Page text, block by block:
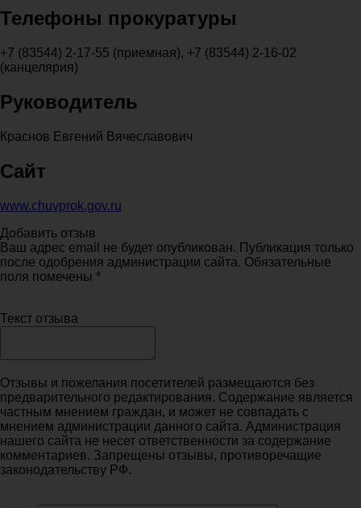
Телефоны прокуратуры
+7 (83544) 2-17-55 (приемная), +7 (83544) 2-16-02
(канцелярия)
Руководитель
Краснов Евгений Вячеславович
Сайт
www.chuvprok.gov.ru
Добавить отзыв
Ваш адрес email не будет опубликован. Публикация только
после одобрения администрации сайта. Обязательные
поля помечены *
Текст отзыва
Отзывы и пожелания посетителей размещаются без
предварительного редактирования. Содержание является
частным мнением граждан, и может не совпадать с
мнением администрации данного сайта. Администрация
нашего сайта не несет ответственности за содержание
комментариев. Запрещены отзывы, противоречащие
законодательству РФ.